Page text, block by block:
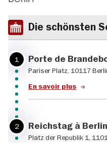
Die schönsten
1 Porte de
Pariser Platz, 10117
En savoir plus
2 Reichstag à Berlin
Platz der Republik 1,